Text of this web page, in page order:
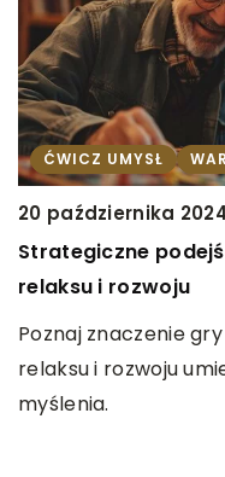
ĆWICZ UMYSŁ
20 października
Strategiczne
relaksu i rozwoju
Poznaj znaczenie
relaksu i rozwoju
myślenia.